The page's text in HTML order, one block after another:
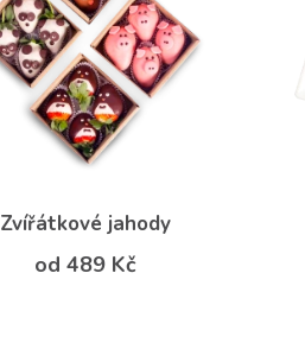
Zvířátkové jahody
od 489 Kč